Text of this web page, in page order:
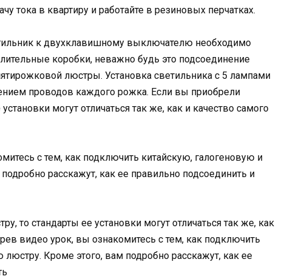
тока в квартиру и работайте в резиновых перчатках.
к двухклавишному выключателю необходимо
коробки, неважно будь это подсоединение
люстры. Установка светильника с 5 лампами
проводов каждого рожка. Если вы приобрели
могут отличаться так же, как и качество самого
с тем, как подключить китайскую, галогеновую и
расскажут, как ее правильно подсоединить и
то стандарты ее установки могут отличаться так же, как
видео урок, вы ознакомитесь с тем, как подключить
Кроме этого, вам подробно расскажут, как ее